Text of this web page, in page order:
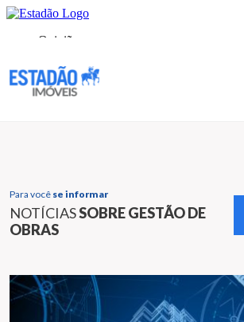
Para você se informar
NOTÍCIASSOBRE GESTÃO DE
OBRAS